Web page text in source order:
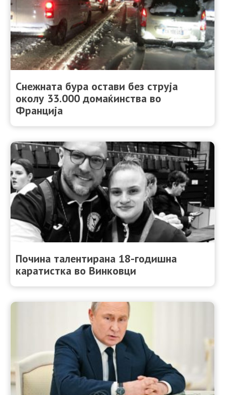
Снежната бура остави без струја
околу 33.000 домаќинства во
Франција
Почина талентиранa 18-годишна
каратистка во Винковци